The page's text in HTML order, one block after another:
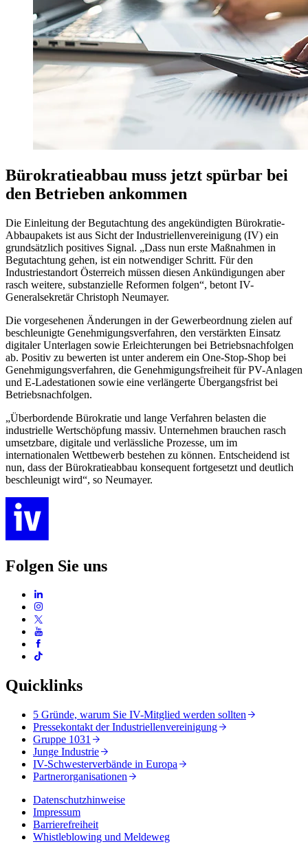
Bürokratieabbau muss jetzt spürbar bei
den Betrieben ankommen
Die Einleitung der Begutachtung des angekündigten Bürokratie-
Abbaupakets ist aus Sicht der Industriellenvereinigung (IV) ein
grundsätzlich positives Signal. „Dass nun erste Maßnahmen in
Begutachtung gehen, ist ein notwendiger Schritt. Für den
Industriestandort Österreich müssen diesen Ankündigungen aber
rasch weitere, substanzielle Reformen folgen“, betont IV-
Generalsekretär Christoph Neumayer.
Die vorgesehenen Änderungen in der Gewerbeordnung zielen auf
beschleunigte Genehmigungsverfahren, den verstärkten Einsatz
digitaler Unterlagen sowie Erleichterungen bei Betriebsnachfolgen
ab. Positiv zu bewerten ist unter anderem ein One-Stop-Shop bei
Genehmigungsverfahren, die Genehmigungsfreiheit für PV-Anlagen
und E-Ladestationen sowie eine verlängerte Übergangsfrist bei
Betriebsnachfolgen.
„Überbordende Bürokratie und lange Verfahren belasten die
industrielle Wertschöpfung massiv. Unternehmen brauchen rasch
umsetzbare, digitale und verlässliche Prozesse, um im
internationalen Wettbewerb bestehen zu können. Entscheidend ist
nun, dass der Bürokratieabbau konsequent fortgesetzt und deutlich
beschleunigt wird“, so Neumayer.
Folgen Sie uns
Quicklinks
5 Gründe, warum Sie IV-Mitglied werden sollten
Pressekontakt der Industriellenvereinigung
Gruppe 1031
Junge Industrie
IV-Schwesterverbände in Europa
Partnerorganisationen
Datenschutzhinweise
Impressum
Barrierefreiheit
Whistleblowing und Meldeweg